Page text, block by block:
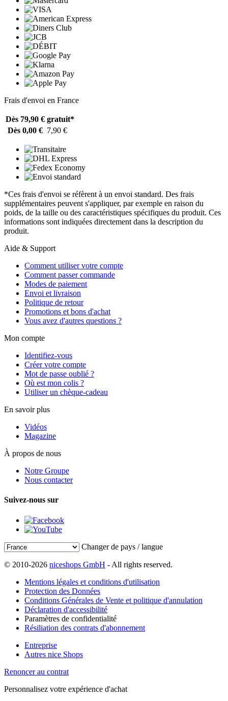
Frais d'envoi en France
Dès 79,90 € gratuit*
Dès 0,00 € 7,90 €
*Ces frais d'envoi se réfèrent à un envoi standard. Des frais
supplémentaires peuvent s'appliquer, par exemple en raison du
poids, de la taille ou des caractéristiques spécifiques du produit. Ces
informations sont indiquées directement dans la description du
produit.
Aide & Support
Comment utiliser votre compte
Comment passer commande
Modes de paiement
Envoi et livraison
Politique de retour
Promotions et bons d'achat
Vous avez d'autres questions ?
Mon compte
Identifiez-vous
Créer votre compte
Mot de passe oublié ?
Où est mon colis ?
Utiliser un chèque-cadeau
En savoir plus
Vidéos
Magazine
À propos de nous
Notre Groupe
Nous contacter
Suivez-nous sur
Changer de pays / langue
© 2010-2026 niceshops GmbH - All rights reserved.
Mentions légales et conditions d'utilisation
Protection des Données
Conditions Générales de Vente et politique d'annulation
Déclaration d'accessibilité
Paramètres de confidentialité
Résiliation des contrats d'abonnement
Entreprise
Autres nice Shops
Renoncer au contrat
Personnalisez votre expérience d'achat